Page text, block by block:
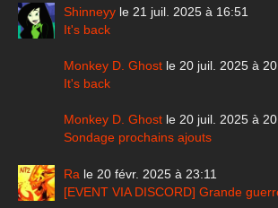
Shinneyy le 21 juil. 2025 à 16:51
It's back
Monkey D. Ghost le 20 juil. 2025 à
It's back
Monkey D. Ghost le 20 juil. 2025 à
Sondage prochains ajouts
Ra le 20 févr. 2025 à 23:11
[EVENT VIA DISCORD] Grande